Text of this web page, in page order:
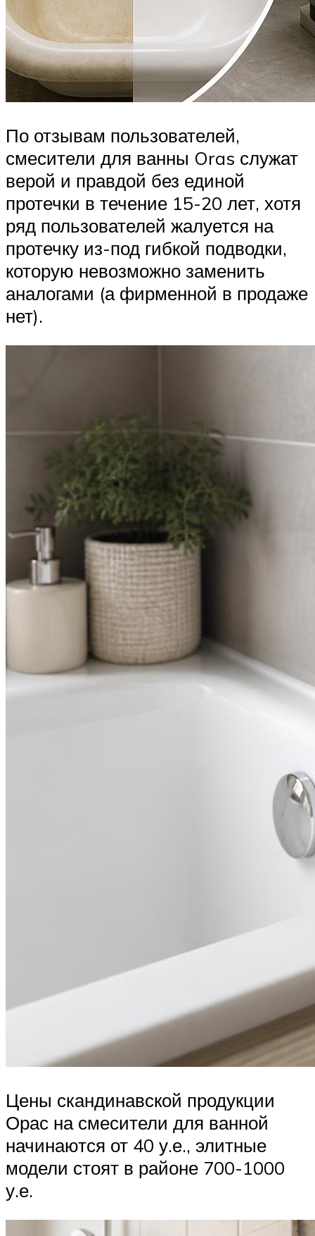
По отзывам пользователей,
смесители для ванны Oras служат
верой и правдой без единой
протечки в течение 15-20 лет, хотя
ряд пользователей жалуется на
протечку из-под гибкой подводки,
которую невозможно заменить
аналогами (а фирменной в продаже
нет).
Цены скандинавской продукции
Орас на смесители для ванной
начинаются от 40 у.е., элитные
модели стоят в районе 700-1000
у.е.